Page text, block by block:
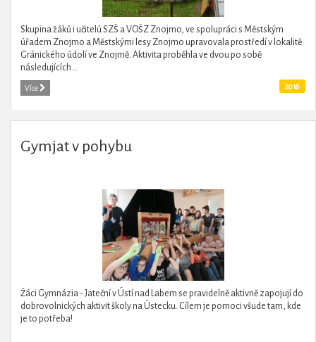
Skupina žáků i učitelú SZŠ a VOŠZ Znojmo, ve spolupráci s Městským
úřadem Znojmo a Městskými lesy Znojmo upravovala prostředí v lokalitě
Gránického údolí ve Znojmě. Aktivita proběhla ve dvou po sobě
následujících...
Více 2016
Gymjat v pohybu
Žáci Gymnázia - Jateční v Ústí nad Labem se pravidelně aktivně zapojují do
dobrovolnických aktivit školy na Ústecku. Cílem je pomoci všude tam, kde
je to potřeba!